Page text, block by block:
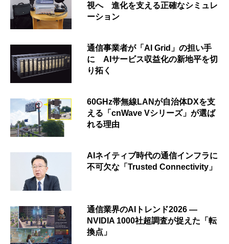
視へ 進化を支える正確なシミュレ
ーション
通信事業者が「AI Grid」の担い手
に AIサービス収益化の新地平を切
り拓く
60GHz帯無線LANが自治体DXを支
える「cnWave Vシリーズ」が選ば
れる理由
AIネイティブ時代の通信インフラに
不可欠な「Trusted Connectivity」
通信業界のAIトレンド2026 ―
NVIDIA 1000社超調査が捉えた「転
換点」